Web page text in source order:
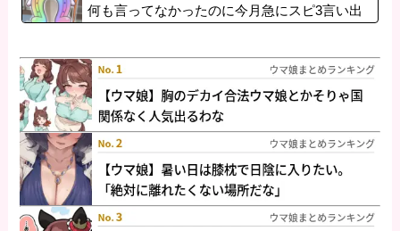
何も言ってなかったのに今月急にスピ3言い出